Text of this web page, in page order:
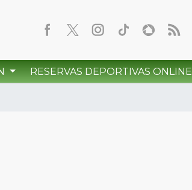
RESERVAS DEPORTIVAS ONLINE